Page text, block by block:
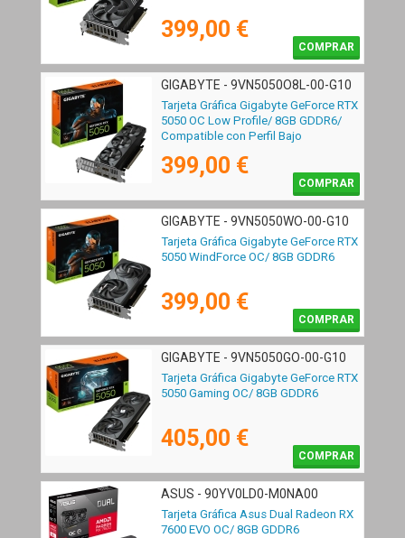
399,00 €
COMPRAR
GIGABYTE - 9VN5050O8L-00-G10
Tarjeta Gráfica Gigabyte GeForce RTX
5050 OC Low Profile/ 8GB GDDR6/
Compatible con Perfil Bajo
399,00 €
COMPRAR
GIGABYTE - 9VN5050WO-00-G10
Tarjeta Gráfica Gigabyte GeForce RTX
5050 WindForce OC/ 8GB GDDR6
399,00 €
COMPRAR
GIGABYTE - 9VN5050GO-00-G10
Tarjeta Gráfica Gigabyte GeForce RTX
5050 Gaming OC/ 8GB GDDR6
405,00 €
COMPRAR
ASUS - 90YV0LD0-M0NA00
Tarjeta Gráfica Asus Dual Radeon RX
7600 EVO OC/ 8GB GDDR6